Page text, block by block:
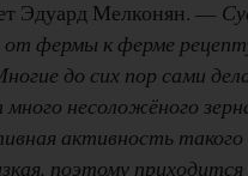
Эдуард Мелконян. —
от фермы к ферме
до сих пор сами
несоложёного
активность такого
поэтому